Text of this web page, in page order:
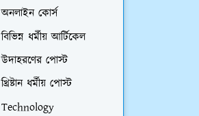
অনলাইন কোর্স
বিভিন্ন ধর্মীয় আর্টিকেল
উদাহরণের পোস্ট
খ্রিষ্টান ধর্মীয় পোস্ট
Technology